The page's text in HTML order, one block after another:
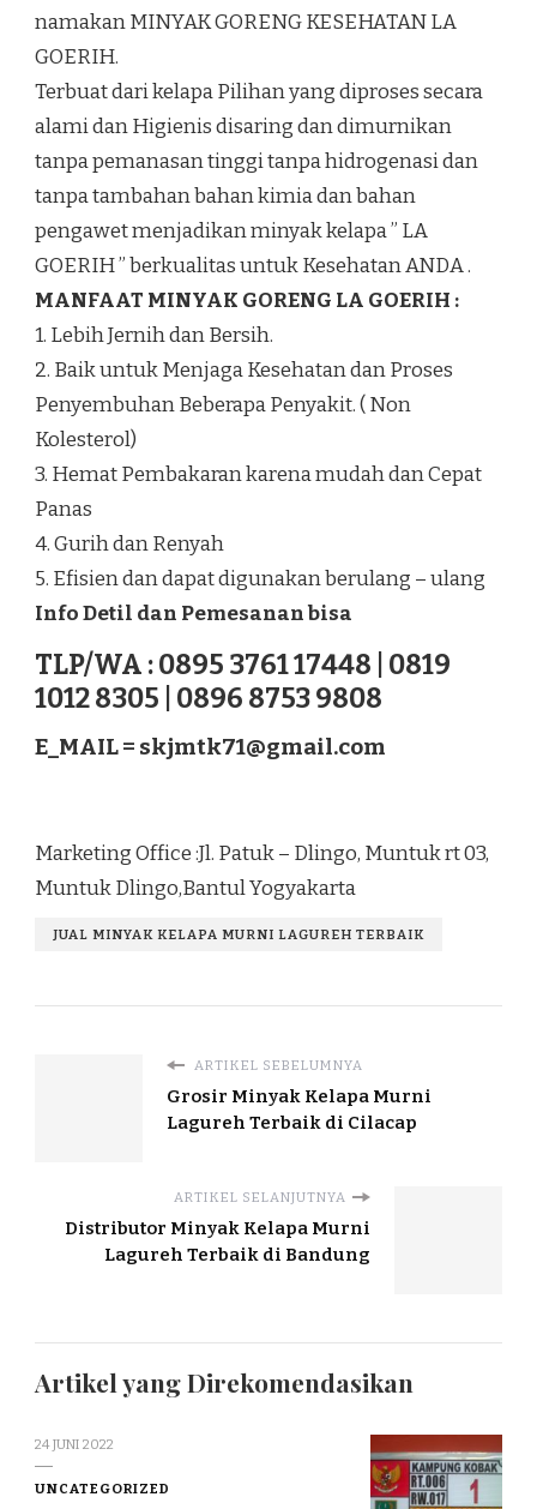
namakan MINYAK GORENG KESEHATAN LA
GOERIH.
Terbuat dari kelapa Pilihan yang diproses secara
alami dan Higienis disaring dan dimurnikan
tanpa pemanasan tinggi tanpa hidrogenasi dan
tanpa tambahan bahan kimia dan bahan
pengawet menjadikan minyak kelapa ” LA
GOERIH ” berkualitas untuk Kesehatan ANDA .
MANFAAT MINYAK GORENG LA GOERIH :
1. Lebih Jernih dan Bersih.
2. Baik untuk Menjaga Kesehatan dan Proses
Penyembuhan Beberapa Penyakit. ( Non
Kolesterol)
3. Hemat Pembakaran karena mudah dan Cepat
Panas
4. Gurih dan Renyah
5. Efisien dan dapat digunakan berulang – ulang
Info Detil dan Pemesanan bisa
TLP/WA : 0895 3761 17448 | 0819
1012 8305 | 0896 8753 9808
E_MAIL = skjmtk71@gmail.com
Marketing Office :Jl. Patuk – Dlingo, Muntuk rt 03,
Muntuk Dlingo,Bantul Yogyakarta
JUAL MINYAK KELAPA MURNI LAGUREH TERBAIK
ARTIKEL SEBELUMNYA
Grosir Minyak Kelapa Murni
Lagureh Terbaik di Cilacap
ARTIKEL SELANJUTNYA
Distributor Minyak Kelapa Murni
Lagureh Terbaik di Bandung
Artikel yang Direkomendasikan
24 JUNI 2022
UNCATEGORIZED